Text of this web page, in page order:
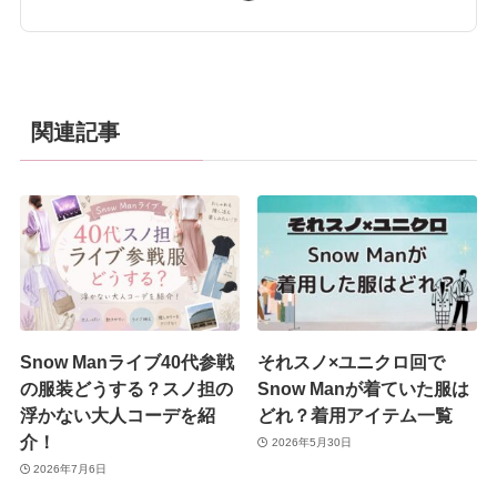
関連記事
Snow Manライブ40代参戦
の服装どうする？スノ担の
浮かない大人コーデを紹
介！
2026年7月6日
それスノ×ユニクロ回で
Snow Manが着ていた服は
どれ？着用アイテム一覧
2026年5月30日